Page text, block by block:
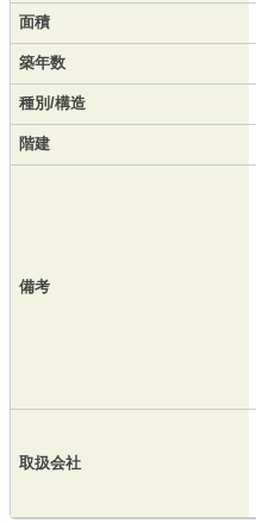
面積
築年数
種別/構造
階建
備考
取扱会社